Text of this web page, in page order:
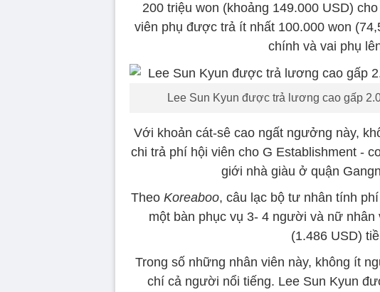
200 triệu won (khoảng 149.000 USD)
viên phụ được trả ít nhất 100.000 won
chính và vai phụ
Lee Sun Kyun được trả lương cao gấp
Với khoản cát-sê cao ngất ngưởng này,
chi trả phí hội viên cho G Establishment -
giới nhà giàu ở quận
Theo Koreaboo, câu lạc bộ tư nhân tính
một bàn phục vụ 3- 4 người và nữ
(1.486 USD)
Trong số những nhân viên này, không ít
chí cả người nổi tiếng. Lee Sun Kyun